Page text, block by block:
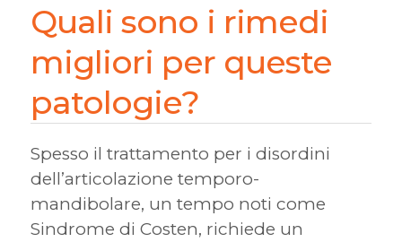
Quali sono i rimedi
migliori per queste
patologie?
Spesso il trattamento per i disordini
dell’articolazione temporo-
mandibolare, un tempo noti come
Sindrome di Costen, richiede un